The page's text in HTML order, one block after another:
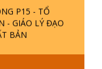
P18 - CÕI VÔ
VIỆT NAM LÀ
TÔNG?
P17 - TU TỊNH